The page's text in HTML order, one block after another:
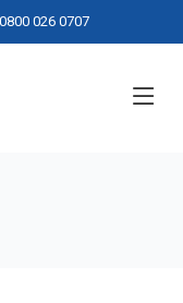
0800 026 0707